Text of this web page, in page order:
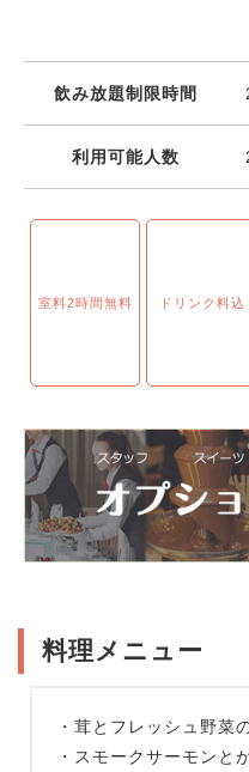
飲み放題制限時間
利用可能人数
室料2時間無料 ドリンク料込
料理メニュー
・茸とフレッシュ野菜
・スモークサーモンと